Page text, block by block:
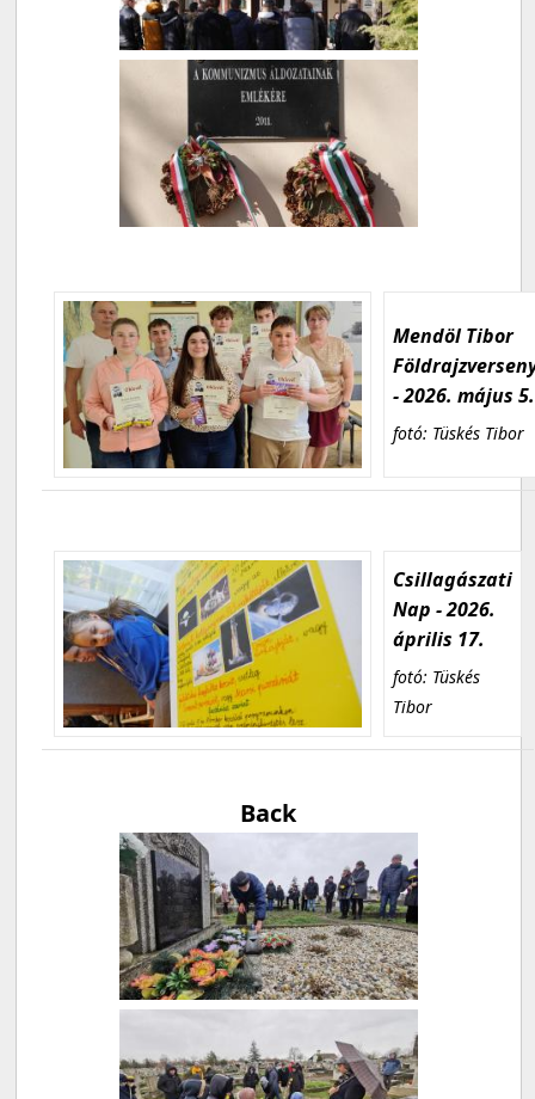
Mendöl Tibor
- 2026. május 5.
fotó: Tüskés Tibor
Csillagászati
Nap - 2026.
április 17.
fotó: Tüskés
Tibor
Back